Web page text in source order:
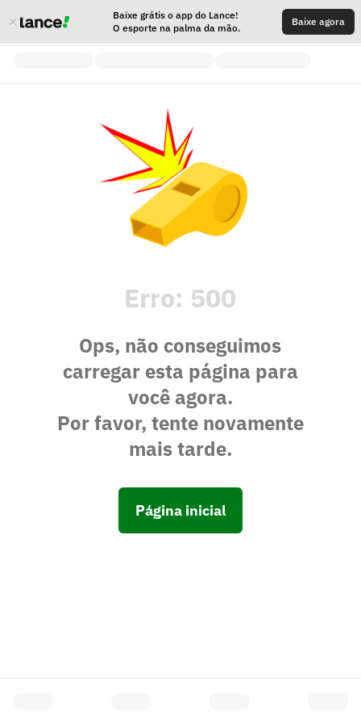
Baixe grátis o app do Lance!
O esporte na palma da mão.
Baixe agora
Erro: 500
Ops, não conseguimos
carregar esta página para
você agora.
Por favor, tente novamente
mais tarde.
Página inicial